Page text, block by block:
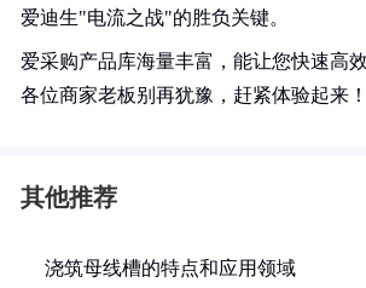
爱迪生"电流之战"的胜负关键。
爱采购产品库海量丰富，能让您快速高
各位商家老板别再犹豫，赶紧体验起来！
其他推荐
浇筑母线槽的特点和应用领域